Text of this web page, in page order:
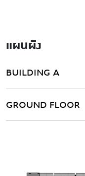
แผนผัง
BUILDING A
GROUND FLOOR